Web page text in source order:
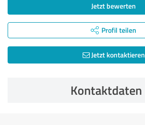
Jetzt bewerten
Profil teilen
Jetzt kontaktieren
Kontaktdaten